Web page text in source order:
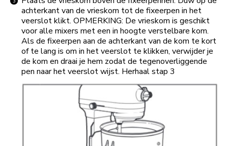
achterkant van de vrieskom tot de fixeerpen in het
veerslot klikt. OPMERKING: De vrieskom is geschikt
voor alle mixers met een in hoogte verstelbare kom.
Als de fixeerpen aan de achterkant van de kom te kort
of te lang is om in het veerslot te klikken, verwijder je
de kom en draai je hem zodat de tegenoverliggende
pen naar het veerslot wijst. Herhaal stap 3